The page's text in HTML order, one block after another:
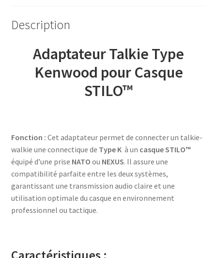
Description
Adaptateur Talkie Type
Kenwood pour Casque
STILO™
Fonction : Cet adaptateur permet de connecter un talkie-
walkie une connectique de Type K à un casque STILO™
équipé d’une prise NATO ou NEXUS. Il assure une
compatibilité parfaite entre les deux systèmes,
garantissant une transmission audio claire et une
utilisation optimale du casque en environnement
professionnel ou tactique.